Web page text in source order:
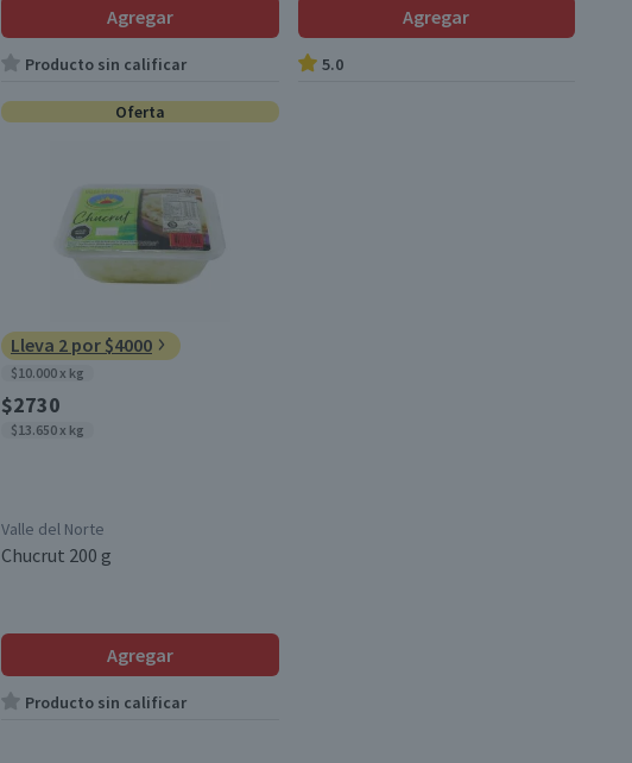
Agregar
Producto sin calificar
Agregar
5.0
Oferta
Lleva 2 por $4000
$10.000 x kg
$2730
$13.650 x kg
Valle del Norte
Chucrut 200 g
Agregar
Producto sin calificar